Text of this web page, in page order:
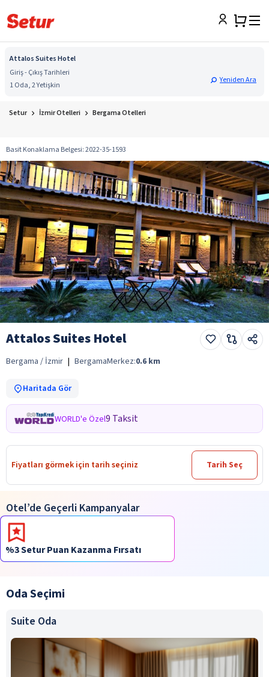
Attalos Suites Hotel
Giriş - Çıkış Tarihleri
1 Oda, 2 Yetişkin
Yeniden Ara
Setur İzmir Otelleri Bergama Otelleri
Basit Konaklama Belgesi:2022-35-1593
Attalos Suites Hotel
Bergama / İzmir | BergamaMerkez:0.6 km
Haritada Gör
WORLD'e Özel9 Taksit
Fiyatları görmek için tarih seçiniz Tarih Seç
Otel’de Geçerli Kampanyalar
%3 Setur Puan Kazanma Fırsatı
Oda Seçimi
Suite Oda